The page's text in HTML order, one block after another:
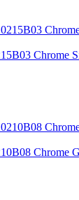
Chrome
Chrome